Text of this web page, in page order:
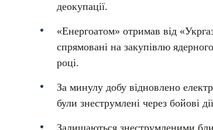
деокупації.
«Енергоатом» отримав від
спрямовані на закупівлю
році.
За минулу добу відновлено
були знеструмлені через бойові
Залишаються знеструмленими